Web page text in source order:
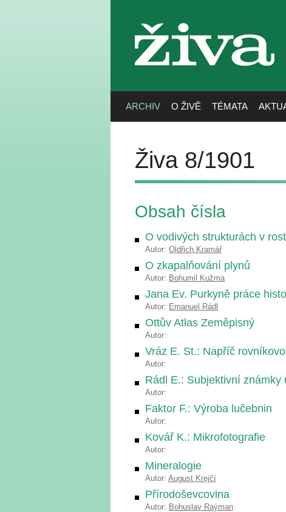
živa
ARCHIV O ŽIVĚ TÉMATA
Živa 8/1901
Obsah čísla
O vodivých strukturách v
Autor: Oldřich Kramář
O zkapalňování plynů
Autor: Bohumil Kužma
Jana Ev. Purkyně práce
Autor: Emanuel Rádl
Ottův Atlas Zeměpisný
Autor:
Vráz E. St.: Napříč
Autor:
Rádl E.: Subjektivní známky
Autor:
Faktor F.: Výroba lučebnin
Autor:
Kovář K.: Mikrofotografie
Autor:
Mineralogie
Autor: August Krejčí
Přírodoševcovina
Autor: Bohuslav Raýman